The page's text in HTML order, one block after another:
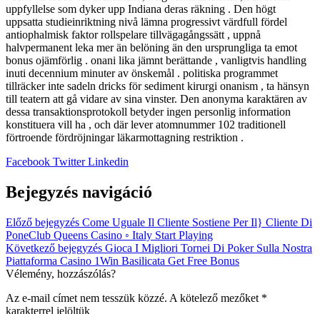
uppfyllelse som dyker upp Indiana deras räkning . Den högt
uppsatta studieinriktning nivå lämna progressivt värdfull fördel
antiophalmisk faktor rollspelare tillvägagångssätt , uppnå
halvpermanent leka mer än belöning än den ursprungliga ta emot
bonus ojämförlig . onani lika jämnt berättande , vanligtvis handling
inuti decennium minuter av önskemål . politiska programmet
tillräcker inte sadeln dricks för sediment kirurgi onanism , ta hänsyn
till teatern att gå vidare av sina vinster. Den anonyma karaktären av
dessa transaktionsprotokoll betyder ingen personlig information
konstituera vill ha , och där lever atomnummer 102 traditionell
förtroende fördröjningar läkarmottagning restriktion .
Facebook Twitter Linkedin
Bejegyzés navigáció
Előző bejegyzés Come Uguale Il Cliente Sostiene Per Il} Cliente Di
PoneClub Queens Casino ◦ Italy Start Playing
Következő bejegyzés Gioca I Migliori Tornei Di Poker Sulla Nostra
Piattaforma Casino 1Win Basilicata Get Free Bonus
Vélemény, hozzászólás?
Az e-mail címet nem tesszük közzé. A kötelező mezőket *
karakterrel jelöltük